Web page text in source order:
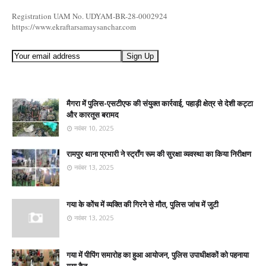
Registration UAM No. UDYAM-BR-28-0002924
https://www.ekraftarsamaysanchar.com
मैगरा में पुलिस-एसटीएफ की संयुक्त कार्रवाई, पहाड़ी क्षेत्र से देशी कट्टा
और कारतूस बरामद
नवंबर 10, 2025
रामपुर थाना प्रभारी ने स्ट्रॉंग रूम की सुरक्षा व्यवस्था का किया निरीक्षण
नवंबर 13, 2025
गया के कोंच में व्यक्ति की गिरने से मौत, पुलिस जांच में जुटी
नवंबर 13, 2025
गया में पीपिंग समारोह का हुआ आयोजन, पुलिस उपाधीक्षकों को पहनाया